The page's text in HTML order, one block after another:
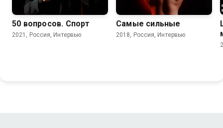
50 вопросов. Спорт
2021, Россия, Интервью
Самые сильные
2018, Россия, Интервью